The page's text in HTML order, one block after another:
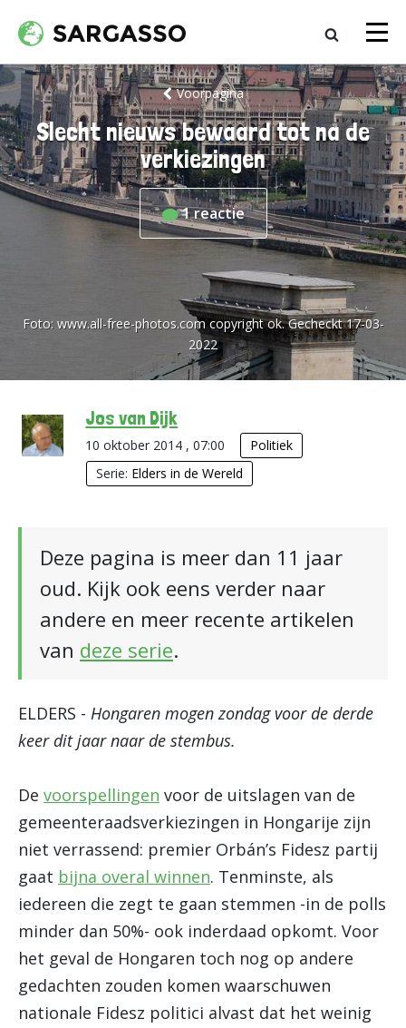
Voorpagina
Slecht nieuws bewaard tot na de
verkiezingen
1reactie
Foto: www.all-free-photos.com copyright ok. Gecheckt 17-03-
2022
Jos van Dijk
10 oktober 2014 , 07:00
Politiek
Serie: Elders in de Wereld
Deze pagina is meer dan 11 jaar
oud. Kijk ook eens verder naar
andere en meer recente artikelen
van deze serie.
ELDERS - Hongaren mogen zondag voor de derde
keer dit jaar naar de stembus.
De voorspellingen voor de uitslagen van de
gemeenteraadsverkiezingen in Hongarije zijn
niet verrassend: premier Orbán’s Fidesz partij
gaat bijna overal winnen. Tenminste, als
iedereen die zegt te gaan stemmen -in de polls
minder dan 50%- ook inderdaad opkomt. Voor
het geval de Hongaren toch nog op andere
gedachten zouden komen waarschuwen
nationale Fidesz politici alvast dat het weinig